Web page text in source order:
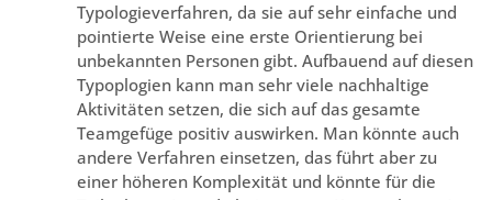
Typologieverfahren, da sie auf sehr einfache und
pointierte Weise eine erste Orientierung bei
unbekannten Personen gibt. Aufbauend auf diesen
Typoplogien kann man sehr viele nachhaltige
Aktivitäten setzen, die sich auf das gesamte
Teamgefüge positiv auswirken. Man könnte auch
andere Verfahren einsetzen, das führt aber zu
einer höheren Komplexität und könnte für die